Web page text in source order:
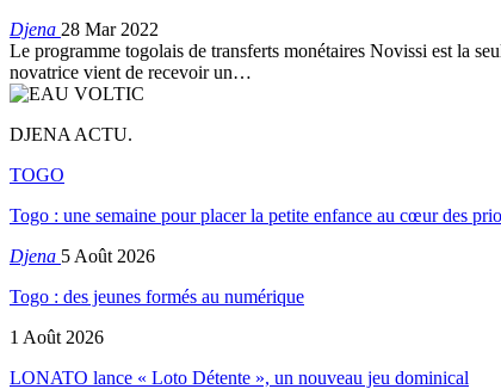
Djena 28 Mar 2022
Le programme togolais de transferts monétaires Novissi est la
novatrice vient de recevoir un…
DJENA ACTU.
TOGO
Togo : une semaine pour placer la petite enfance au cœur des
Djena 5 Août 2026
Togo : des jeunes formés au numérique
1 Août 2026
LONATO lance « Loto Détente », un nouveau jeu dominical